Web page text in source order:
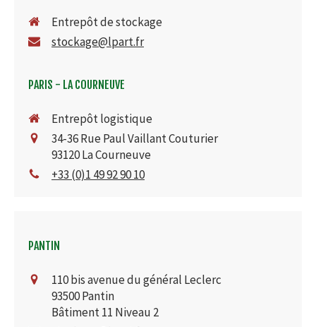
Entrepôt de stockage
stockage@lpart.fr
PARIS - LA COURNEUVE
Entrepôt logistique
34-36 Rue Paul Vaillant Couturier
93120La Courneuve
+33 (0)1 49 92 90 10
PANTIN
110 bis avenue du général Leclerc
93500Pantin
Bâtiment 11 Niveau 2